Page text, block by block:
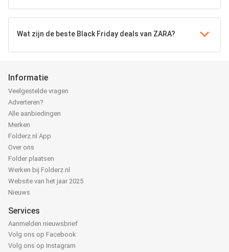
Wat zijn de beste Black Friday deals van ZARA?
Informatie
Veelgestelde vragen
Adverteren?
Alle aanbiedingen
Merken
Folderz.nl App
Over ons
Folder plaatsen
Werken bij Folderz.nl
Website van het jaar 2025
Nieuws
Services
Aanmelden nieuwsbrief
Volg ons op Facebook
Volg ons op Instagram